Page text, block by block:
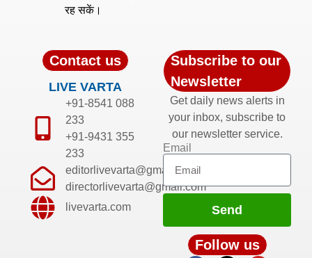
रह सकें।
Contact us
LIVE VARTA
+91-8541 088
233
+91-9431 355
233
editorlivevarta@gmail.com
directorlivevarta@gmail.com
livevarta.com
Subscribe to our
Newsletter
Get daily news alerts in
your inbox, subscribe to
our newsletter service.
Email
Send
Follow us